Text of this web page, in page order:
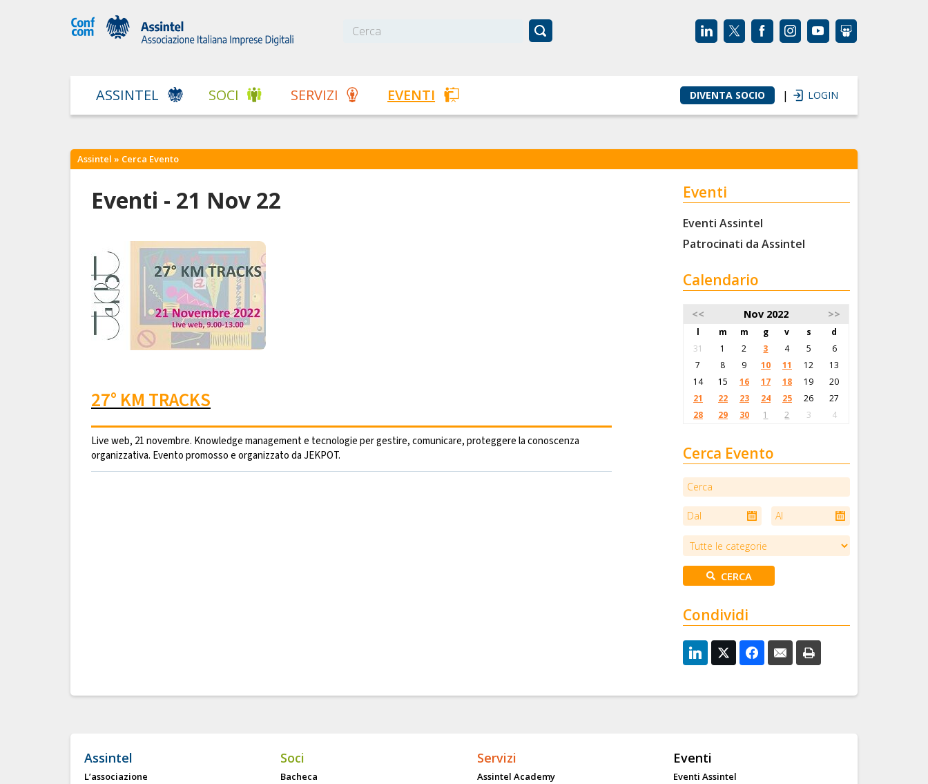
ASSINTEL SOCI SERVIZI EVENTI DIVENTA SOCIO | LOGIN
Assintel » Cerca Evento
Eventi - 21 Nov 22
27° KM TRACKS
Live web, 21 novembre. Knowledge management e tecnologie per gestire, comunicare, proteggere la conoscenza
organizzativa. Evento promosso e organizzato da JEKPOT.
Eventi
Eventi Assintel
Patrocinati da Assintel
Calendario
<< Nov 2022 >>
l m m g v s
d
31
1 2 3 4 5
6
7
8 9 10 11 12
13
14
15 16 17 18 19
20
21
22 23 24 25 26
27
28
29 30 1 2 3 4
Cerca Evento
Condividi
Assintel
L’associazione
Soci
Bacheca
Servizi
Assintel Academy
Eventi
Eventi Assintel